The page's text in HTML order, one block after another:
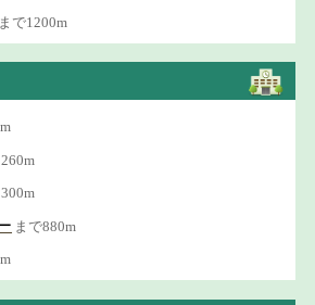
まで1200m
まで880m